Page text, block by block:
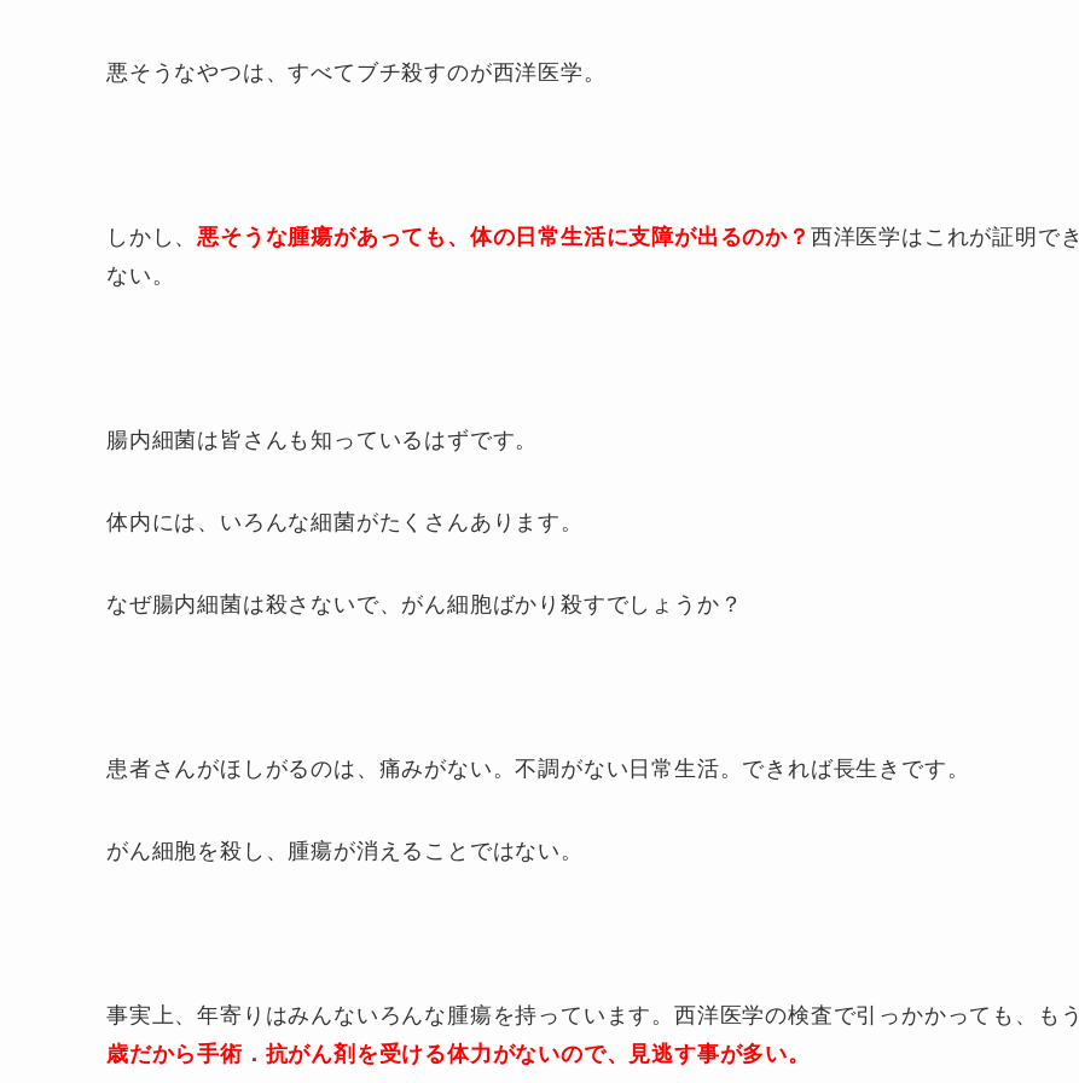
悪そうなやつは、すべてブチ殺すのが西洋医学。
しかし、悪そうな腫瘍があっても、体の日常生活に支障が出るのか？ 西洋医学はこれが証明でき
ない。
腸内細菌は皆さんも知っているはずです。
体内には、いろんな細菌がたくさんあります。
なぜ腸内細菌は殺さないで、がん細胞ばかり殺すでしょうか？
患者さんがほしがるのは、痛みがない。不調がない日常生活。できれば長生きです。
がん細胞を殺し、腫瘍が消えることではない。
事実上、年寄りはみんないろんな腫瘍を持っています。西洋医学の検査で引っかかっても、もう
歳だから手術．抗がん剤を受ける体力がないので、見逃す事が多い。